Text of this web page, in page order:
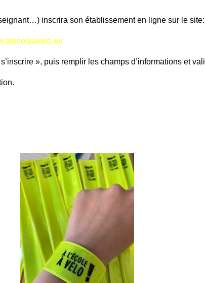
inscrira son établissement en ligne sur le site:
», puis remplir les champs d’informations et